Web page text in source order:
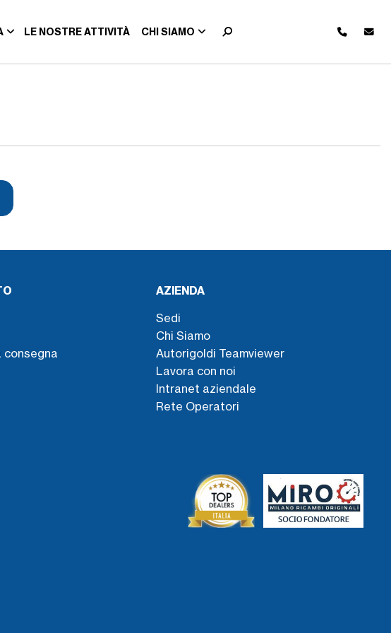
LE NOSTRE ATTIVITÀ CHI SIAMO
consegna
AZIENDA
Sedi
Chi Siamo
Autorigoldi Teamviewer
Lavora con noi
Intranet aziendale
Rete Operatori